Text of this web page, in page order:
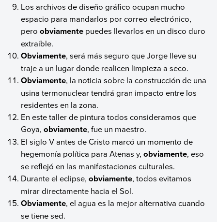
Los archivos de diseño gráfico ocupan mucho
espacio para mandarlos por correo electrónico,
peroobviamente puedes llevarlos en un disco duro
extraíble.
Obviamente, será más seguro que Jorge lleve su
traje a un lugar donde realicen limpieza a seco.
Obviamente, la noticia sobre la construcción de una
usina termonuclear tendrá gran impacto entre los
residentes en la zona.
En este taller de pintura todos consideramos que
Goya,obviamente, fue un maestro.
El siglo V antes de Cristo marcó un momento de
hegemonía política para Atenas y,obviamente, eso
se reflejó en las manifestaciones culturales.
Durante el eclipse,obviamente, todos evitamos
mirar directamente hacia el Sol.
Obviamente, el agua es la mejor alternativa cuando
se tiene sed.